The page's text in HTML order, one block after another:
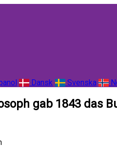
Dansk Svenska
gab 1843 das